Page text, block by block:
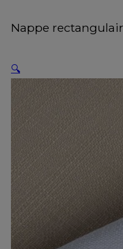
Nappe
🔍